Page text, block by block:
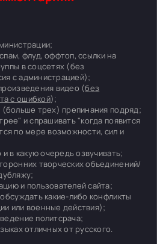
флуд, оффтоп, ссылки на
в соцсетях (без
с администрацией);
видео (без
с ошибкой);
(больше трех) препинания подряд;
и спрашивать "когда появится
по мере возможности, сил и
в какую очередь озвучивать;
творческих объединений/
и пользователей сайта;
какие-либо конфликты
или военные действия);
политсрача;
отличных от русского.